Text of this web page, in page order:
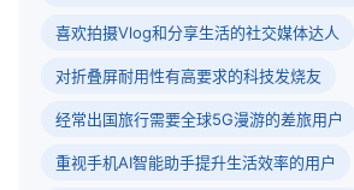
喜欢拍摄Vlog和分享生活的社交媒体达人
对折叠屏耐用性有高要求的科技发烧友
经常出国旅行需要全球5G漫游的差旅用户
重视手机AI智能助手提升生活效率的用户